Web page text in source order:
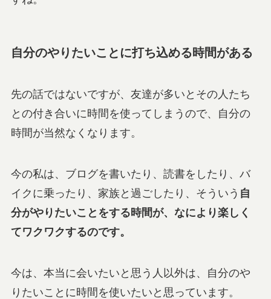
自分のやりたいことに打ち込める時間がある
先の話ではないですが、友達が多いとその人たち
との付き合いに時間を使ってしまうので、自分の
時間が当然なくなります。
今の私は、ブログを書いたり、読書をしたり、バ
イクに乗ったり、家族と過ごしたり、そういう 自
分がやりたいことをする時間が、なにより楽しく
てワクワクするのです。
今は、本当に会いたいと思う人以外は、自分のや
りたいことに時間を使いたいと思っています。